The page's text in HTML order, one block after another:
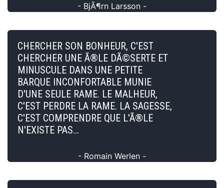
- BjÃ¶rn Larsson -
CHERCHER SON BONHEUR, C'EST
CHERCHER UNE Ã®LE DÃ©SERTE ET
MINUSCULE DANS UNE PETITE
BARQUE INCONFORTABLE MUNIE
D'UNE SEULE RAME. LE MALHEUR,
C'EST PERDRE LA RAME. LA SAGESSE,
C'EST COMPRENDRE QUE L'Ã®LE
N'EXISTE PAS...
- Romain Werlen -